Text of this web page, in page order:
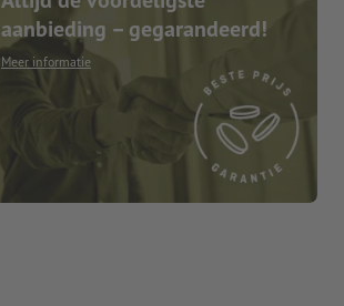
aanbieding – gegarandeerd!
Meer informatie